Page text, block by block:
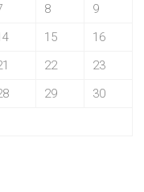
8
9
15
16
22
23
29
30